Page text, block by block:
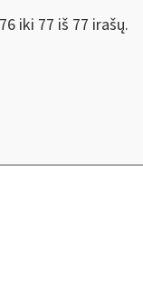
iki 77 iš 77 irašų.